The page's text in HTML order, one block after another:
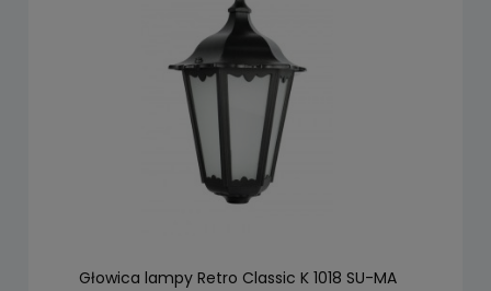
Głowica lampy Retro Classic K 1018 SU-MA